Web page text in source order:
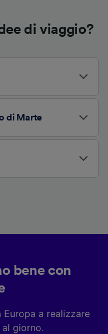
di viaggio?
di Marte
bene con
a realizzare
giorno.